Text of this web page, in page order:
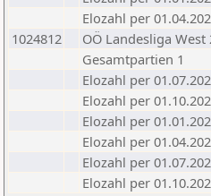
Elozahl per
1024812
OÖ Landesliga West
Gesamtpartien 1
Elozahl per
Elozahl per
Elozahl per
Elozahl per
Elozahl per
Elozahl per